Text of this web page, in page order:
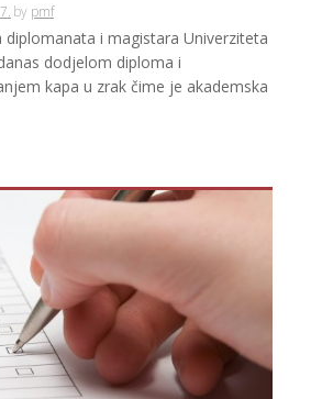
by pmf
diplomanata i magistara Univerziteta
dodjelom diploma i
kapa u zrak čime je akademska